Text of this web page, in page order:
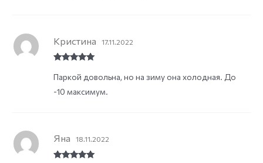
of 5
Кристина 17.11.2022
Паркой довольна, но на зиму она холодная. До
-10 максимум.
Яна 18.11.2022